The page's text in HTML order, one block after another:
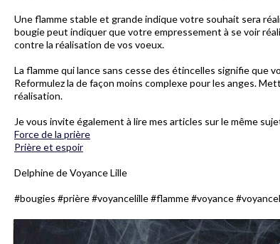
Une flamme stable et grande indique votre souhait sera
bougie peut indiquer que votre empressement à se voir
contre la réalisation de vos voeux.
La flamme qui lance sans cesse des étincelles signifie que
Reformulez la de façon moins complexe pour les anges.
réalisation.
Je vous invite également à lire mes articles sur le même
Force de la prière
Prière et espoir
Delphine de Voyance Lille
#bougies #prière #voyancelille #flamme #voyance